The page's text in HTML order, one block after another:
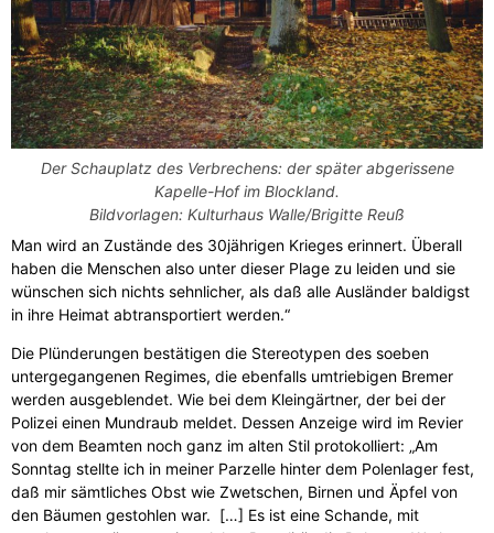
Der Schauplatz des Verbrechens: der später abgerissene
Kapelle-Hof im Blockland.
Bildvorlagen: Kulturhaus Walle/Brigitte Reuß
Man wird an Zustände des 30jährigen Krieges erinnert. Überall
haben die Menschen also unter dieser Plage zu leiden und sie
wünschen sich nichts sehnlicher, als daß alle Ausländer baldigst
in ihre Heimat abtransportiert werden.“
Die Plünderungen bestätigen die Stereotypen des soeben
untergegangenen Regimes, die ebenfalls umtriebigen Bremer
werden ausgeblendet. Wie bei dem Kleingärtner, der bei der
Polizei einen Mundraub meldet. Dessen Anzeige wird im Revier
von dem Beamten noch ganz im alten Stil protokolliert: „Am
Sonntag stellte ich in meiner Parzelle hinter dem Polenlager fest,
daß mir sämtliches Obst wie Zwetschen, Birnen und Äpfel von
den Bäumen gestohlen war. […] Es ist eine Schande, mit